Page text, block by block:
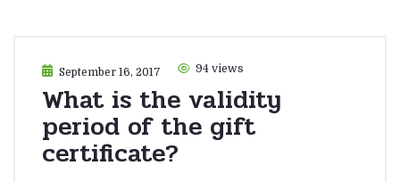
September 16, 2017 94 views
What is the validity
period of the gift
certificate?